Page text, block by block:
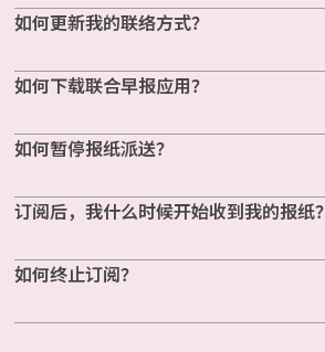
如何更新我的联络方式？
如何下载联合早报应用？
如何暂停报纸派送？
订阅后，我什么时候开始收到我的报纸？
如何终止订阅？